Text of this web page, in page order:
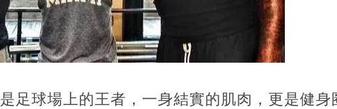
是足球場上的王者，一身結實的肌肉，更是健身